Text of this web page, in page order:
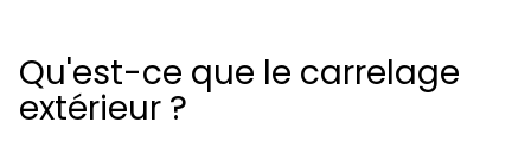
Qu'est-ce que le carrelage
extérieur ?